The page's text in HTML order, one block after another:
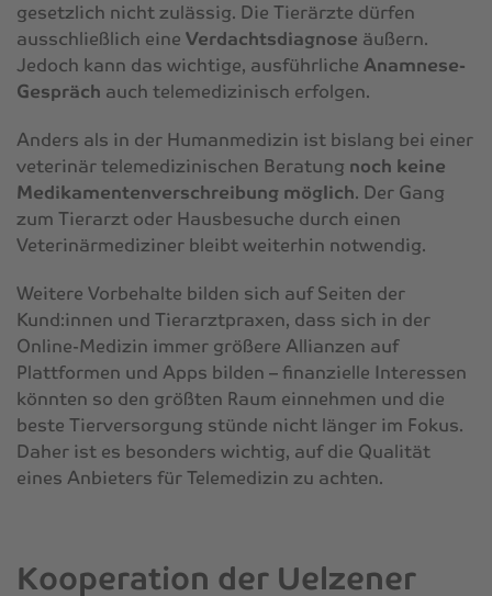
gesetzlich nicht zulässig. Die Tierärzte dürfen
ausschließlich eine Verdachtsdiagnose äußern.
Jedoch kann das wichtige, ausführliche Anamnese-
Gespräch auch telemedizinisch erfolgen.
Anders als in der Humanmedizin ist bislang bei einer
veterinär telemedizinischen Beratung noch keine
Medikamentenverschreibung möglich. Der Gang
zum Tierarzt oder Hausbesuche durch einen
Veterinärmediziner bleibt weiterhin notwendig.
Weitere Vorbehalte bilden sich auf Seiten der
Kund:innen und Tierarztpraxen, dass sich in der
Online-Medizin immer größere Allianzen auf
Plattformen und Apps bilden – finanzielle Interessen
könnten so den größten Raum einnehmen und die
beste Tierversorgung stünde nicht länger im Fokus.
Daher ist es besonders wichtig, auf die Qualität
eines Anbieters für Telemedizin zu achten.
Kooperation der Uelzener